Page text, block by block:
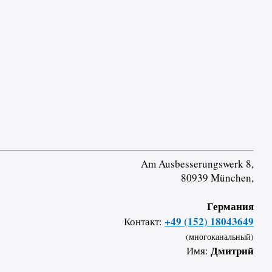
Am Ausbesserungswerk 8,
80939 München,
Германия
Контакт: +49 (152) 18043649
(многоканальный)
Имя: Дмитрий